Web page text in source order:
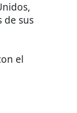
de sus
el